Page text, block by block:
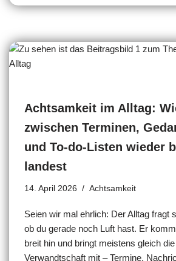
Achtsamkeit im Alltag:
zwischen Terminen,
und To-do-Listen wieder
landest
14. April 2026 Achtsamkeit
Seien wir mal ehrlich: Der Alltag fragt
ob du gerade noch Luft hast. Er
breit hin und bringt meistens gleich
Verwandtschaft mit – Termine,